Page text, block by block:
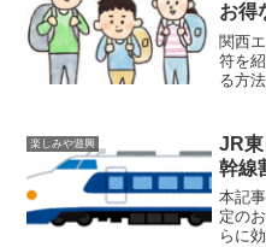
お得
関西
符を
る方
しむ
楽しみや遊興
JR
幹線
本記
定の
らに